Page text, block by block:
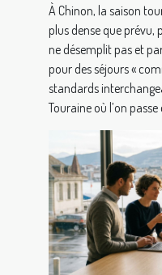
À Chinon, la saison
plus dense que prévu,
ne désemplit pas et
pour des séjours «
standards
Touraine où l’on passe